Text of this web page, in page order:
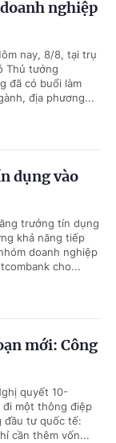
nghiệp
nay, 8/8, tại trụ
Thủ tướng
đã có buổi làm
địa phương...
dụng vào
trưởng tín dụng
khả năng tiếp
doanh nghiệp
cho...
mới: Công
quyết 10-
đi một thông điệp
đầu tư quốc tế:
cần thêm vốn...